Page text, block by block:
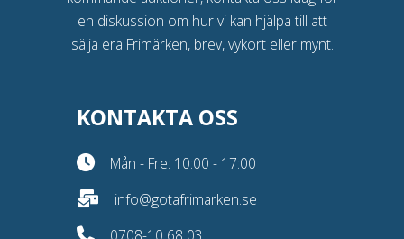
en diskussion om hur vi kan hjälpa till att
sälja era Frimärken, brev, vykort eller mynt.
KONTAKTA OSS
Mån - Fre: 10:00 - 17:00
info@gotafrimarken.se